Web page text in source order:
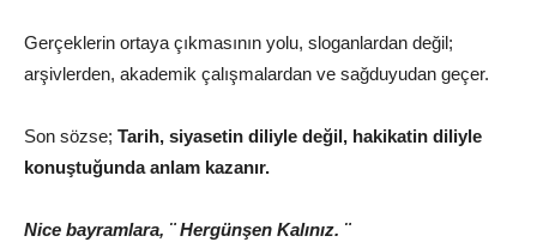
Gerçeklerin ortaya çıkmasının yolu, sloganlardan değil;
arşivlerden, akademik çalışmalardan ve sağduyudan geçer.
Son sözse; Tarih, siyasetin diliyle değil, hakikatin diliyle
konuştuğunda anlam kazanır.
Nice bayramlara, ¨ Hergünşen Kalınız. ¨